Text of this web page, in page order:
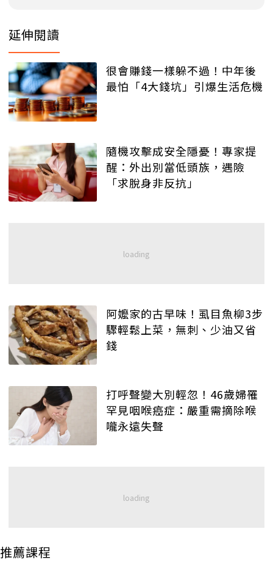
延伸閱讀
很會賺錢一樣躲不過！中年後
最怕「4大錢坑」引爆生活危機
隨機攻擊成安全隱憂！專家提
醒：外出別當低頭族，遇險
「求脫身非反抗」
阿嬤家的古早味！虱目魚柳3步
驟輕鬆上菜，無刺、少油又省
錢
打呼聲變大別輕忽！46歲婦罹
罕見咽喉癌症：嚴重需摘除喉
嚨永遠失聲
推薦課程